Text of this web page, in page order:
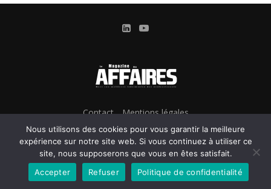
Contact
Mentions légales
Conditions Générales d’Utilisation et d’Abonnement
Gestion des cookies
Confidentialité & Données personnelles
@2024 - Le Magazine des Affaires
Nous utilisons des cookies pour vous garantir la meilleure
expérience sur notre site web. Si vous continuez à utiliser ce
site, nous supposerons que vous en êtes satisfait.
Accepter
Refuser Politique de confidentialité